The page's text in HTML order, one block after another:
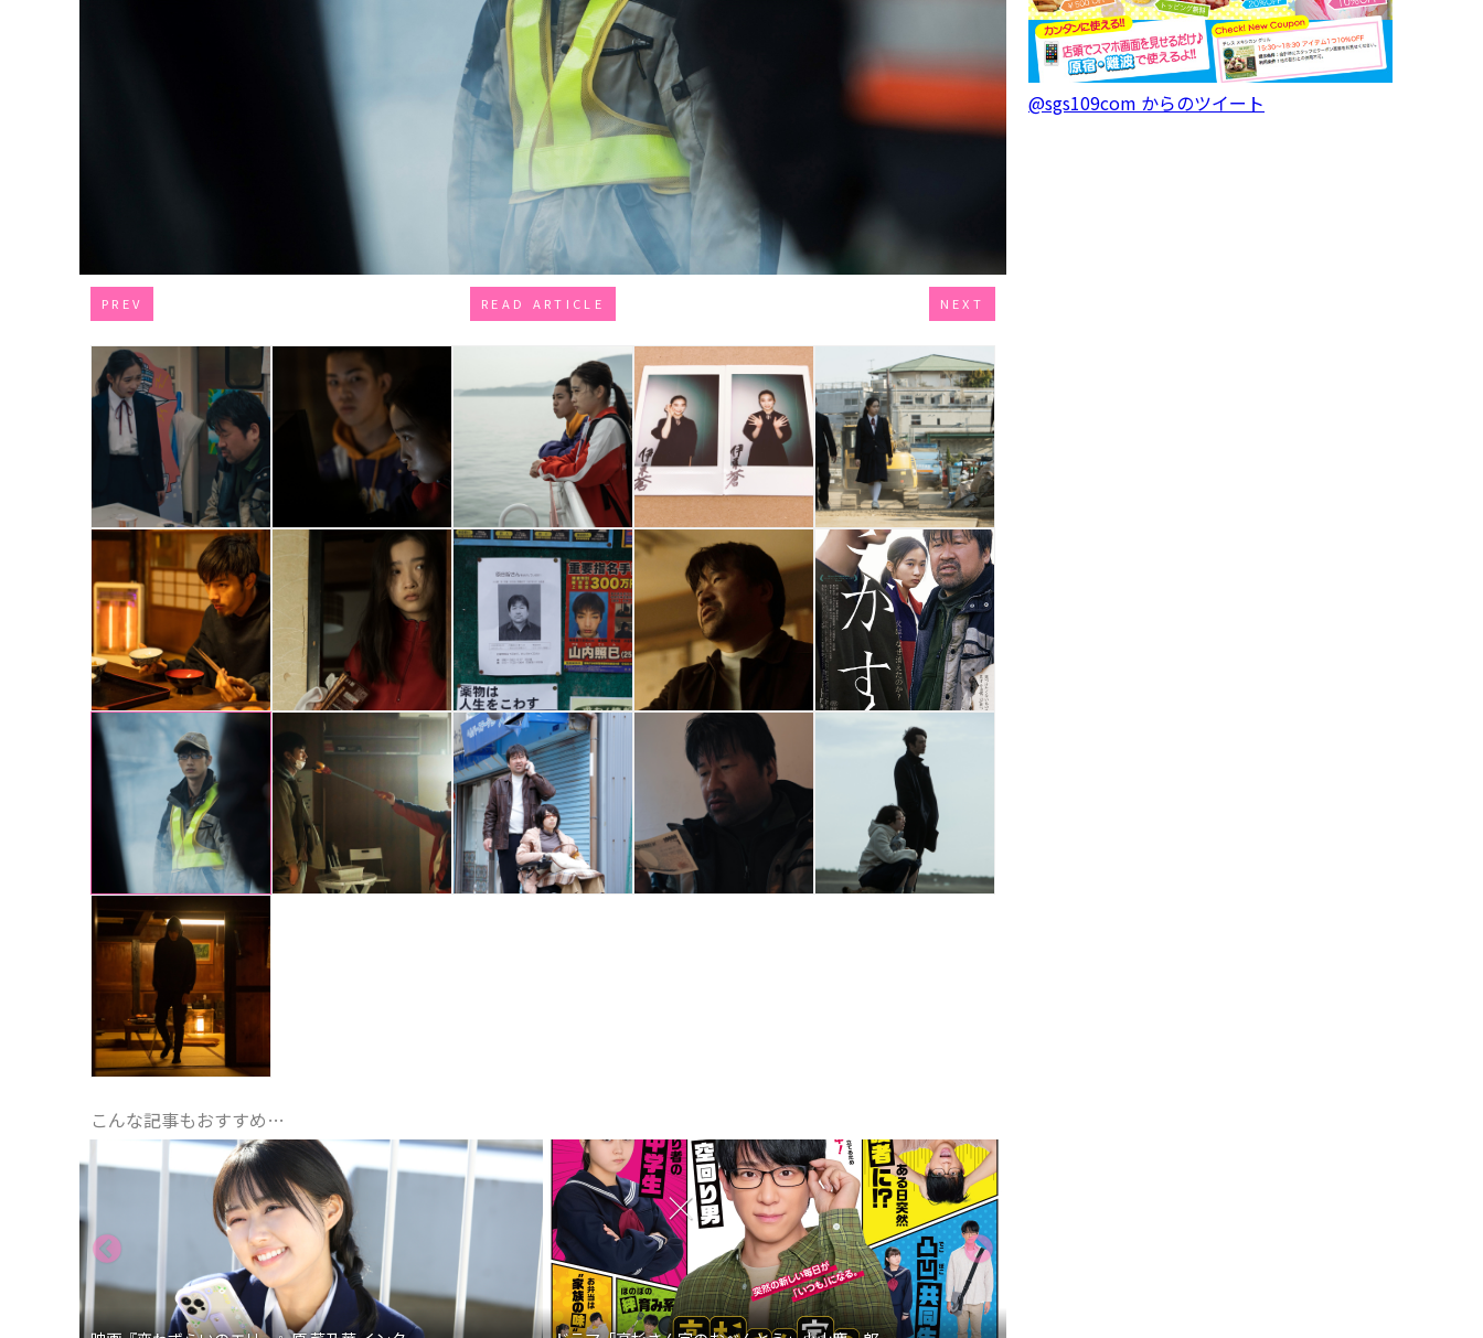
PREV READ ARTICLE NEXT
こんな記事もおすすめ…
@sgs109com からのツイート